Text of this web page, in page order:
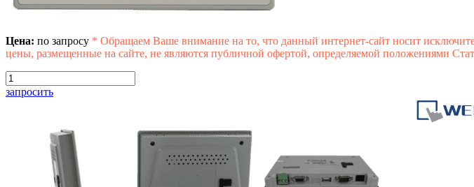
Цена: по запросу * Обращаем Ваше внимание на то, что данный интернет-сайт носит
цены, размещенные на сайте, не являются публичной офертой, определяемой положениями
запросить